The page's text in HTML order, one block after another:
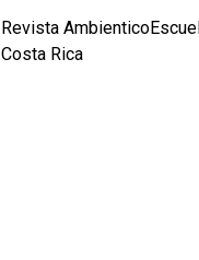
Revista
Costa Rica